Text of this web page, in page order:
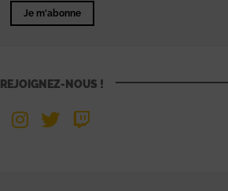
Je m'abonne
REJOIGNEZ-NOUS !